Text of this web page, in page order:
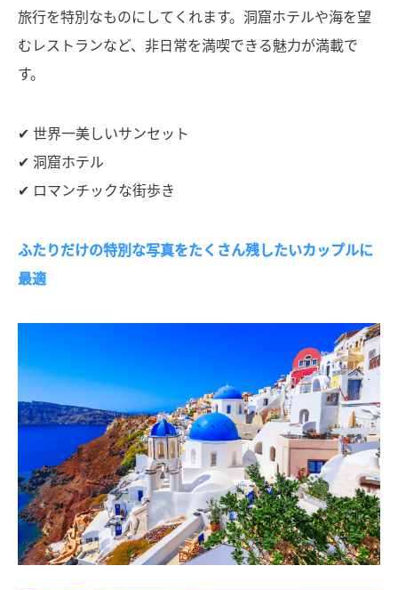
旅行を特別なものにしてくれます。洞窟ホテルや海を望
むレストランなど、非日常を満喫できる魅力が満載で
す。
✔ 世界一美しいサンセット
✔ 洞窟ホテル
✔ ロマンチックな街歩き
ふたりだけの特別な写真をたくさん残したいカップルに
最適